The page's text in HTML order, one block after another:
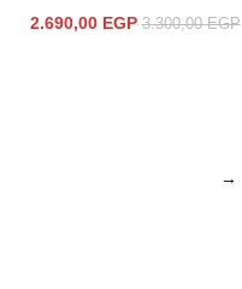
3.300,00EGP
2.690,00 EGP
→